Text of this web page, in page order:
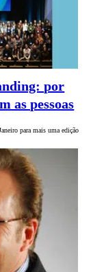
por
as pessoas
para mais uma edição